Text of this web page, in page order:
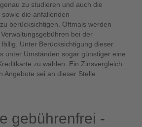
zu studieren und auch die
die anfallenden
berücksichtigen. Oftmals werden
bei der
Unter Berücksichtigung dieser
unter Umständen sogar günstiger eine
zu wählen. Ein Zinsvergleich
Angebote sei an dieser Stelle
gebührenfrei -